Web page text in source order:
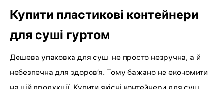
Купити пластикові контейнери
для суші гуртом
Дешева упаковка для суші не просто незручна, а й
небезпечна для здоров’я. Тому бажано не економити